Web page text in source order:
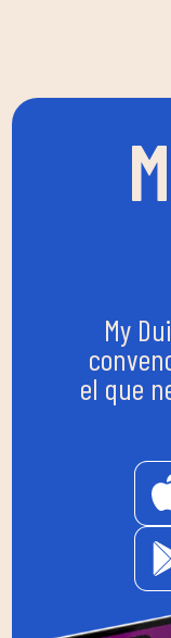
My
el que